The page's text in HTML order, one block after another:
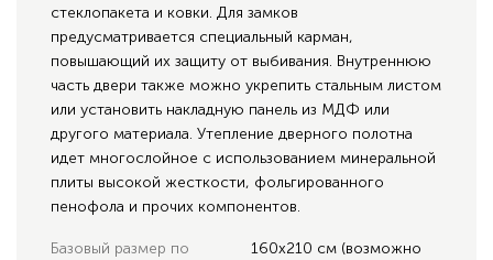
стеклопакета и ковки. Для замков
предусматривается специальный карман,
повышающий их защиту от выбивания. Внутреннюю
часть двери также можно укрепить стальным листом
или установить накладную панель из МДФ или
другого материала. Утепление дверного полотна
идет многослойное с использованием минеральной
плиты высокой жесткости, фольгированного
пенофола и прочих компонентов.
Базовый размер по
160х210 см (возможно